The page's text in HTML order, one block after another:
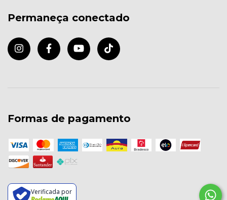
Permaneça conectado
Formas de pagamento
Verificada por